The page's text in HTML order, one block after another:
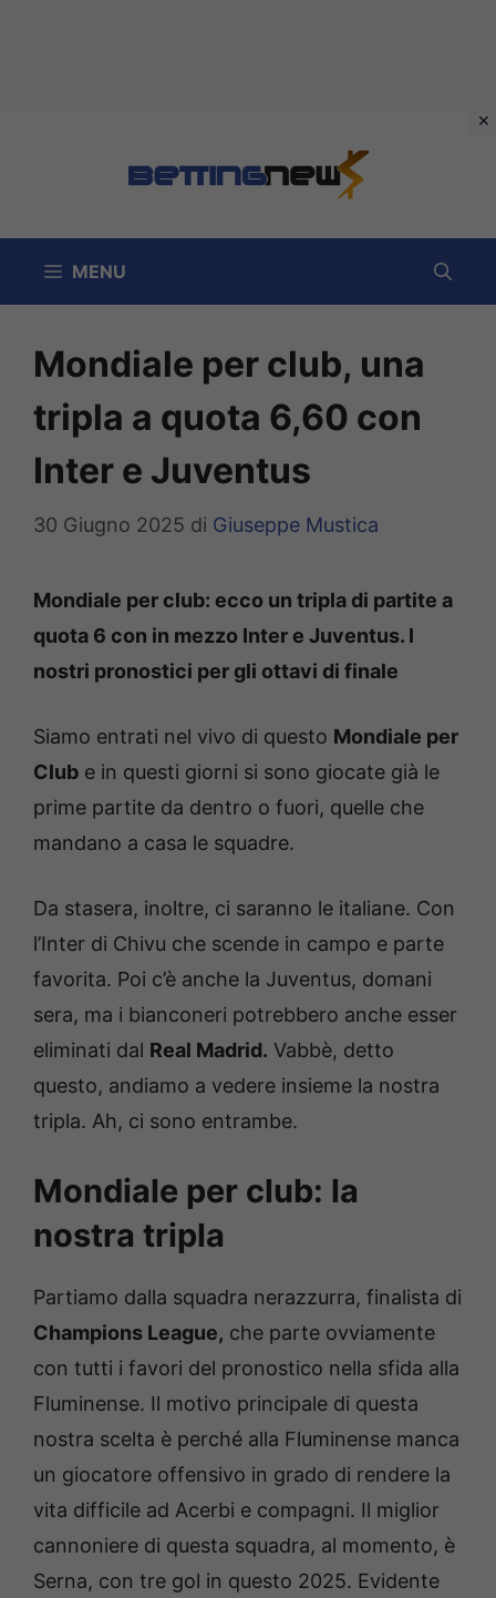
MENU
Mondiale per club, una
tripla a quota 6,60 con
Inter e Juventus
30 Giugno 2025 di Giuseppe Mustica
Mondiale per club: ecco un tripla di partite a
quota 6 con in mezzo Inter e Juventus. I
nostri pronostici per gli ottavi di finale
Siamo entrati nel vivo di questo Mondiale per
Club e in questi giorni si sono giocate già le
prime partite da dentro o fuori, quelle che
mandano a casa le squadre.
Da stasera, inoltre, ci saranno le italiane. Con
l’Inter di Chivu che scende in campo e parte
favorita. Poi c’è anche la Juventus, domani
sera, ma i bianconeri potrebbero anche esser
eliminati dal Real Madrid. Vabbè, detto
questo, andiamo a vedere insieme la nostra
tripla. Ah, ci sono entrambe.
Mondiale per club: la
nostra tripla
Partiamo dalla squadra nerazzurra, finalista di
Champions League, che parte ovviamente
con tutti i favori del pronostico nella sfida alla
Fluminense. Il motivo principale di questa
nostra scelta è perché alla Fluminense manca
un giocatore offensivo in grado di rendere la
vita difficile ad Acerbi e compagni. Il miglior
cannoniere di questa squadra, al momento, è
Serna, con tre gol in questo 2025. Evidente